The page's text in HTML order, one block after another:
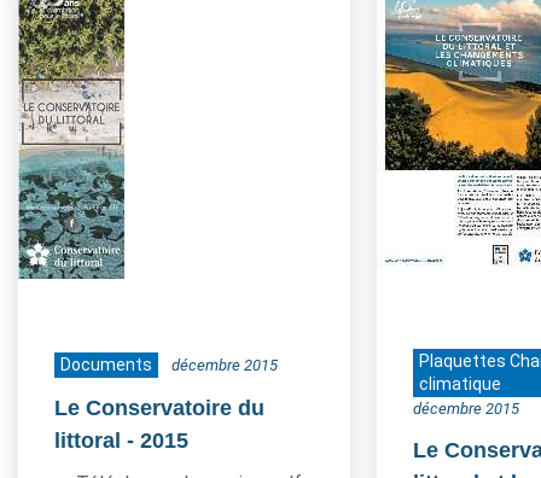
Documents décembre 2015
Le Conservatoire du
littoral - 2015
Plaquettes
climatique
décembre 2015
Le